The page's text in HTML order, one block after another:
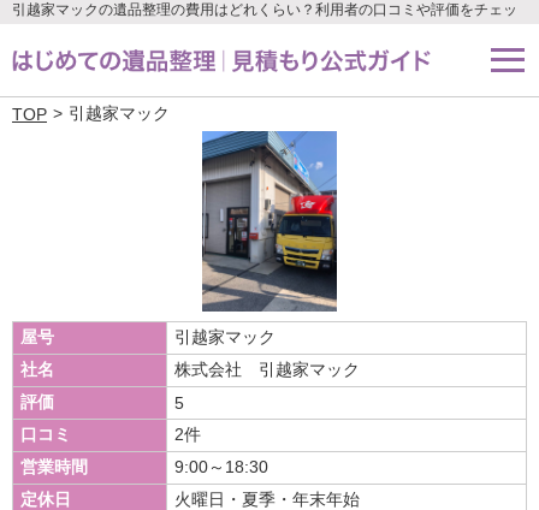
引越家マックの遺品整理の費用はどれくらい？利用者の口コミや評価をチェッ
TOP 引越家マック
屋号
引越家マック
社名
株式会社 引越家マック
評価
5
口コミ
2件
営業時間
9:00～18:30
定休日
火曜日・夏季・年末年始